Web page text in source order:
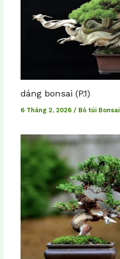
dáng bonsai (P.1)
6 Tháng 2, 2026 / Bỏ túi Bonsai